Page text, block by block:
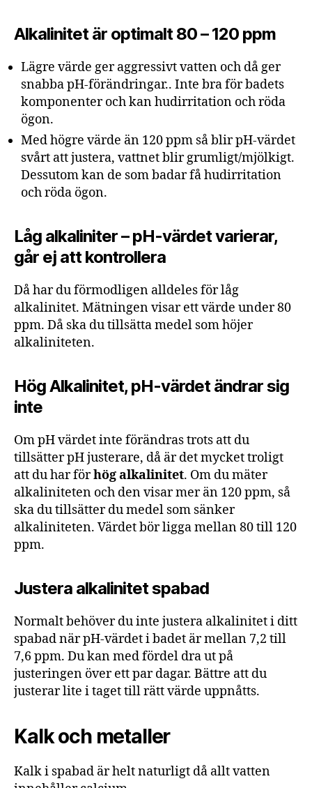
Alkalinitet är optimalt 80 – 120 ppm
Lägre värde ger aggressivt vatten och då ger
snabba pH-förändringar.. Inte bra för badets
komponenter och kan hudirritation och röda
ögon.
Med högre värde än 120 ppm så blir pH-värdet
svårt att justera, vattnet blir grumligt/mjölkigt.
Dessutom kan de som badar få hudirritation
och röda ögon.
Låg alkaliniter – pH-värdet varierar,
går ej att kontrollera
Då har du förmodligen alldeles för låg
alkalinitet. Mätningen visar ett värde under 80
ppm. Då ska du tillsätta medel som höjer
alkaliniteten.
Hög Alkalinitet, pH-värdet ändrar sig
inte
Om pH värdet inte förändras trots att du
tillsätter pH justerare, då är det mycket troligt
att du har förhög alkalinitet. Om du mäter
alkaliniteten och den visar mer än 120 ppm, så
ska du tillsätter du medel som sänker
alkaliniteten. Värdet bör ligga mellan 80 till 120
ppm.
Justera alkalinitet spabad
Normalt behöver du inte justera alkalinitet i ditt
spabad när pH-värdet i badet är mellan 7,2 till
7,6 ppm. Du kan med fördel dra ut på
justeringen över ett par dagar. Bättre att du
justerar lite i taget till rätt värde uppnåtts.
Kalk och metaller
Kalk i spabad är helt naturligt då allt vatten